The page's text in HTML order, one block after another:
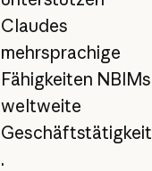
Claudes
mehrsprachige
Fähigkeiten NBIMs
weltweite
Geschäftstätigkeit
.